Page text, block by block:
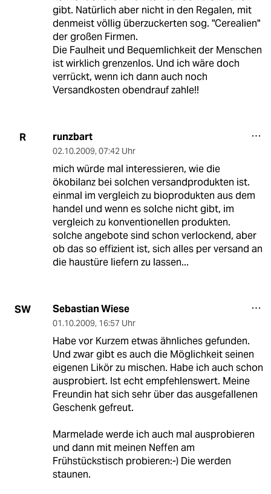
gibt. Natürlich aber nicht in den Regalen, mit
denmeist völlig überzuckerten sog. "Cerealien"
der großen Firmen.
Die Faulheit und Bequemlichkeit der Menschen
ist wirklich grenzenlos. Und ich wäre doch
verrückt, wenn ich dann auch noch
Versandkosten obendrauf zahle!!
R runzbart
02.10.2009, 07:42 Uhr
mich würde mal interessieren, wie die
ökobilanz bei solchen versandprodukten ist.
einmal im vergleich zu bioprodukten aus dem
handel und wenn es solche nicht gibt, im
vergleich zu konventionellen produkten.
solche angebote sind schon verlockend, aber
ob das so effizient ist, sich alles per versand an
die haustüre liefern zu lassen...
SW Sebastian Wiese
01.10.2009, 16:57 Uhr
Habe vor Kurzem etwas ähnliches gefunden.
Und zwar gibt es auch die Möglichkeit seinen
eigenen Likör zu mischen. Habe ich auch schon
ausprobiert. Ist echt empfehlenswert. Meine
Freundin hat sich sehr über das ausgefallenen
Geschenk gefreut.
Marmelade werde ich auch mal ausprobieren
und dann mit meinen Neffen am
Frühstückstisch probieren:-) Die werden
staunen.